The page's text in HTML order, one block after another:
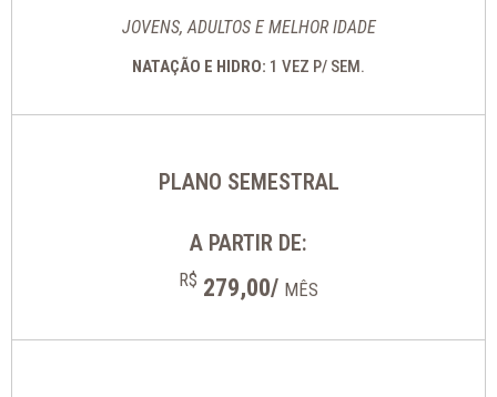
JOVENS, ADULTOS E MELHOR IDADE
NATAÇÃO E HIDRO: 1 VEZ P/ SEM.
PLANO SEMESTRAL
A PARTIR DE:
R$ 279,00/ MÊS